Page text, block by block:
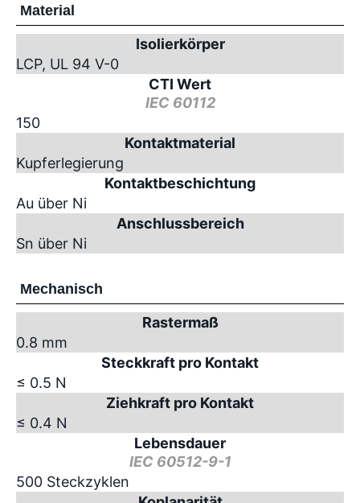
Material
Isolierkörper
LCP, UL 94 V-0
CTI Wert
IEC 60112
150
Kontaktmaterial
Kupferlegierung
Kontaktbeschichtung
Au über Ni
Anschlussbereich
Sn über Ni
Mechanisch
Rastermaß
0.8 mm
Steckkraft pro Kontakt
≤ 0.5 N
Ziehkraft pro Kontakt
≤ 0.4 N
Lebensdauer
IEC 60512-9-1
500 Steckzyklen